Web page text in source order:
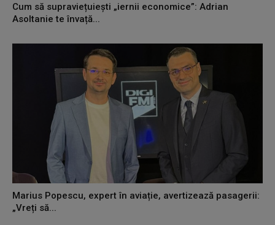
Cum să supraviețuiești „iernii economice”: Adrian
Asoltanie te învață...
Marius Popescu, expert în aviație, avertizează pasagerii:
„Vreți să...